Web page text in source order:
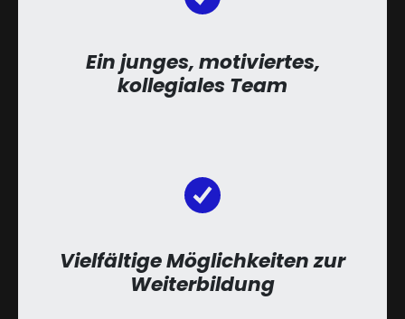
Ein junges, motiviertes,
kollegiales Team
Vielfältige Möglichkeiten zur
Weiterbildung